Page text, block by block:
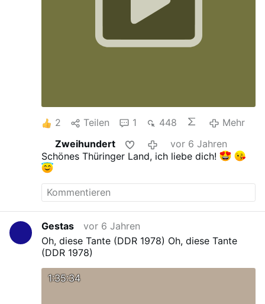
2 Teilen 1 448
Mehr
Zweihundert
vor 6 Jahren
Schönes Thüringer Land, ich liebe dich!
Gestas
vor 6 Jahren
Oh, diese Tante (DDR 1978) Oh, diese Tante
(DDR 1978)
1:35:34